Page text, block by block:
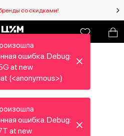
со скидками!
ошибка. Debug:
at new
(<anonymous>)
ошибка. Debug:
at new